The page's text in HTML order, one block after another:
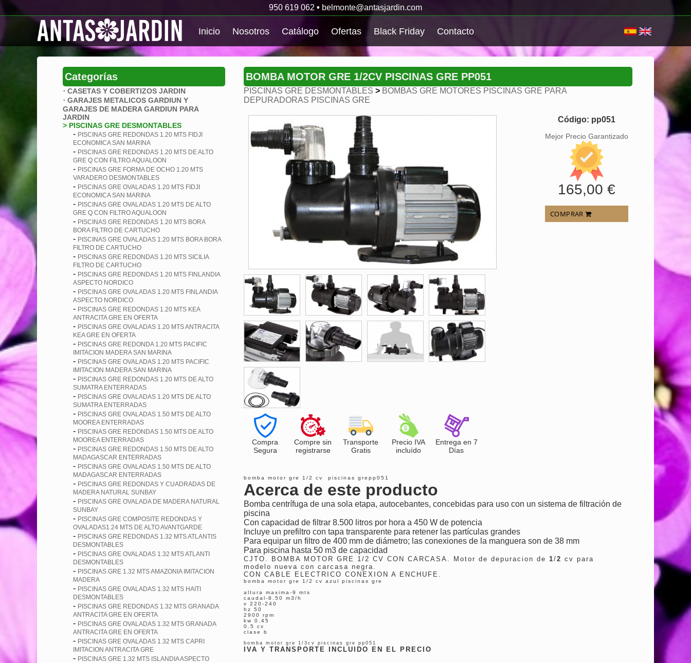
950 619 062 • belmonte@antasjardin.com
Inicio Nosotros Catálogo Ofertas Black Friday Contacto
Categorías
· CASETAS Y COBERTIZOS JARDIN
· GARAJES METALICOS GARDIUN Y
GARAJES DE MADERA GARDIUN PARA
JARDIN
> PISCINAS GRE DESMONTABLES
- PISCINAS GRE REDONDAS 1.20 MTS FIDJI
ECONOMICA SAN MARINA
- PISCINAS GRE REDONDAS 1.20 MTS DE ALTO
GRE Q CON FILTRO AQUALOON
- PISCINAS GRE FORMA DE OCHO 1.20 MTS
VARADERO DESMONTABLES
- PISCINAS GRE OVALADAS 1.20 MTS FIDJI
ECONOMICA SAN MARINA
- PISCINAS GRE OVALADAS 1.20 MTS DE ALTO
GRE Q CON FILTRO AQUALOON
- PISCINAS GRE REDONDAS 1.20 MTS BORA
BORA FILTRO DE CARTUCHO
- PISCINAS GRE OVALADAS 1.20 MTS BORA BORA
FILTRO DE CARTUCHO
- PISCINAS GRE REDONDAS 1.20 MTS SICILIA
FILTRO DE CARTUCHO
- PISCINAS GRE REDONDAS 1.20 MTS FINLANDIA
ASPECTO NORDICO
- PISCINAS GRE OVALADAS 1.20 MTS FINLANDIA
ASPECTO NORDICO
- PISCINAS GRE REDONDAS 1.20 MTS KEA
ANTRACITA GRE EN OFERTA
- PISCINAS GRE OVALADAS 1.20 MTS ANTRACITA
KEA GRE EN OFERTA
- PISCINAS GRE REDONDA 1.20 MTS PACIFIC
IMITACION MADERA SAN MARINA
- PISCINAS GRE OVALADAS 1.20 MTS PACIFIC
IMITACION MADERA SAN MARINA
- PISCINAS GRE REDONDAS 1.20 MTS DE ALTO
SUMATRA ENTERRADAS
- PISCINAS GRE OVALADAS 1.20 MTS DE ALTO
SUMATRA ENTERRADAS
- PISCINAS GRE OVALADAS 1.50 MTS DE ALTO
MOOREA ENTERRADAS
- PISCINAS GRE REDONDAS 1.50 MTS DE ALTO
MOOREA ENTERRADAS
- PISCINAS GRE REDONDAS 1.50 MTS DE ALTO
MADAGASCAR ENTERRADAS
- PISCINAS GRE OVALADAS 1.50 MTS DE ALTO
MADAGASCAR ENTERRADAS
- PISCINAS GRE REDONDAS Y CUADRADAS DE
MADERA NATURAL SUNBAY
- PISCINAS GRE OVALADA DE MADERA NATURAL
SUNBAY
- PISCINAS GRE COMPOSITE REDONDAS Y
OVALADAS1.24 MTS DE ALTO AVANTGARDE
- PISCINAS GRE REDONDAS 1.32 MTS ATLANTIS
DESMONTABLES
- PISCINAS GRE OVALADAS 1.32 MTS ATLANTI
DESMONTABLES
- PISCINAS GRE 1.32 MTS AMAZONIA IMITACION
MADERA
- PISCINAS GRE OVALADAS 1.32 MTS HAITI
DESMONTABLES
- PISCINAS GRE REDONDAS 1.32 MTS GRANADA
ANTRACITA GRE EN OFERTA
- PISCINAS GRE OVALADAS 1.32 MTS GRANADA
ANTRACITA GRE EN OFERTA
- PISCINAS GRE OVALADAS 1.32 MTS CAPRI
IMITACION ANTRACITA GRE
- PISCINAS GRE 1.32 MTS ISLANDIA ASPECTO
BOMBA MOTOR GRE 1/2CV PISCINAS GRE PP051
PISCINAS GRE DESMONTABLES > BOMBAS GRE MOTORES PISCINAS GRE PARA
DEPURADORAS PISCINAS GRE
Compra
Segura
Compre sin
registrarse
Transporte
Gratis
Precio IVA
incluído
Entrega en 7
Días
Código: pp051
Mejor Precio Garantizado
165,00 €
COMPRAR
bomba motor gre 1/2 cv piscinas grepp051
Acerca de este producto
Bomba centrífuga de una sola etapa, autocebantes, concebidas para uso con un sistema de filtración de
piscina
Con capacidad de filtrar 8.500 litros por hora a 450 W de potencia
Incluye un prefiltro con tapa transparente para retener las partículas grandes
Para equipar un filtro de 400 mm de diámetro; las conexiones de la manguera son de 38 mm
Para piscina hasta 50 m3 de capacidad
CJTO. BOMBA MOTOR GRE 1/2 CV CON CARCASA. Motor de depuracion de 1/2 cv para
modelo nueva con carcasa negra.
CON CABLE ELECTRICO CONEXION A ENCHUFE.
bomba motor gre 1/2 cv azul piscinas gre
altura maxima-9 mts
caudal-8.50 m3/h
v 220-240
hz 50
2900 rpm
kw 0.45
0.5 cv
clase b
bomba motor gre 1/3cv piscinas gre pp051
IVA Y TRANSPORTE INCLUIDO EN EL PRECIO